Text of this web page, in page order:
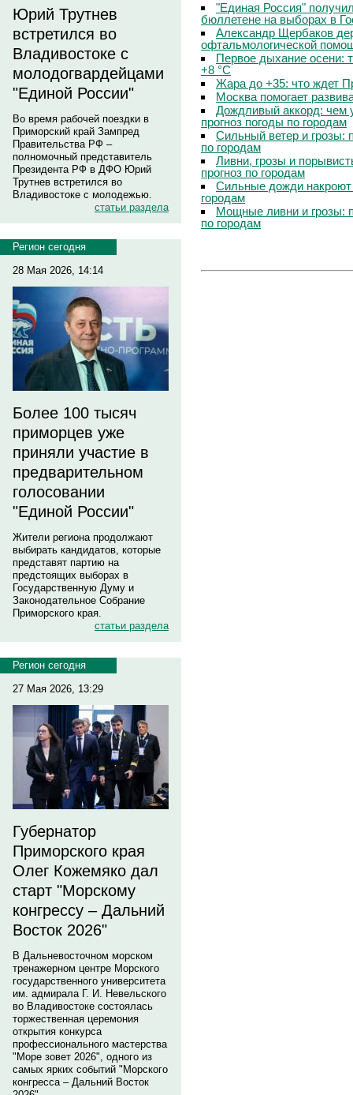
Юрий Трутнев
встретился во
Владивостоке с
молодогвардейцами
"Единой России"
Во время рабочей поездки в
Приморский край Зампред
Правительства РФ –
полномочный представитель
Президента РФ в ДФО Юрий
Трутнев встретился во
Владивостоке с молодежью.
статьи раздела
Регион сегодня
28 Мая 2026, 14:14
Более 100 тысяч
приморцев уже
приняли участие в
предварительном
голосовании
"Единой России"
Жители региона продолжают
выбирать кандидатов, которые
представят партию на
предстоящих выборах в
Государственную Думу и
Законодательное Собрание
Приморского края.
статьи раздела
Регион сегодня
27 Мая 2026, 13:29
Губернатор
Приморского края
Олег Кожемяко дал
старт "Морскому
конгрессу – Дальний
Восток 2026"
В Дальневосточном морском
тренажерном центре Морского
государственного университета
им. адмирала Г. И. Невельского
во Владивостоке состоялась
торжественная церемония
открытия конкурса
профессионального мастерства
"Море зовет 2026", одного из
самых ярких событий "Морского
конгресса – Дальний Восток
"Единая Россия"
бюллетене на выборах в
Александр Щербаков
офтальмологической
Первое дыхание осени:
+8 °C
Жара до +35: что ждет
Москва помогает
Дождливый аккорд: чем
прогноз погоды по городам
Сильный ветер и грозы:
по городам
Ливни, грозы и
прогноз по городам
Сильные дожди
городам
Мощные ливни и грозы:
по городам